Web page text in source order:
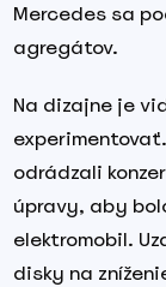
Mercedes sa
agregátov.
Na dizajne je
odrádzali
úpravy, aby
elektromobil.
disky na